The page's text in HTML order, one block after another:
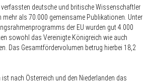
deutsche und britische Wissenschaftler
als 70.000 gemeinsame Publikationen. Unter
der EU wurden gut 4.000
sowohl das Vereinigte Königreich wie auch
Das Gesamtfördervolumen betrug hierbei 18,2
nach Österreich und den Niederlanden das